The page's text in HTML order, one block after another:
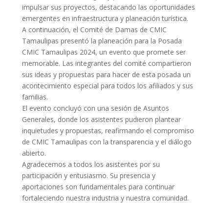
impulsar sus proyectos, destacando las oportunidades
emergentes en infraestructura y planeación turística.
A continuación, el Comité de Damas de CMIC
Tamaulipas presentó la planeación para la Posada
CMIC Tamaulipas 2024, un evento que promete ser
memorable. Las integrantes del comité compartieron
sus ideas y propuestas para hacer de esta posada un
acontecimiento especial para todos los afiliados y sus
familias.
El evento concluyó con una sesión de Asuntos
Generales, donde los asistentes pudieron plantear
inquietudes y propuestas, reafirmando el compromiso
de CMIC Tamaulipas con la transparencia y el diálogo
abierto.
Agradecemos a todos los asistentes por su
participación y entusiasmo. Su presencia y
aportaciones son fundamentales para continuar
fortaleciendo nuestra industria y nuestra comunidad.